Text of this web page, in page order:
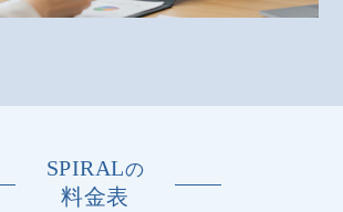
SPIRALの
料金表